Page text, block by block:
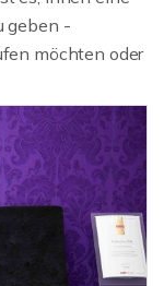
geben -
möchten oder